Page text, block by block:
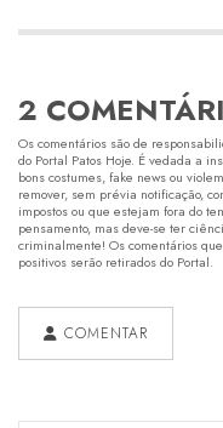
2
Os comentários são de
do Portal Patos Hoje. É vedada a
bons costumes, fake news ou
remover, sem prévia notificação,
impostos ou que estejam fora do
pensamento, mas deve-se ter
criminalmente! Os comentários
positivos serão retirados do Portal.
COMENTAR